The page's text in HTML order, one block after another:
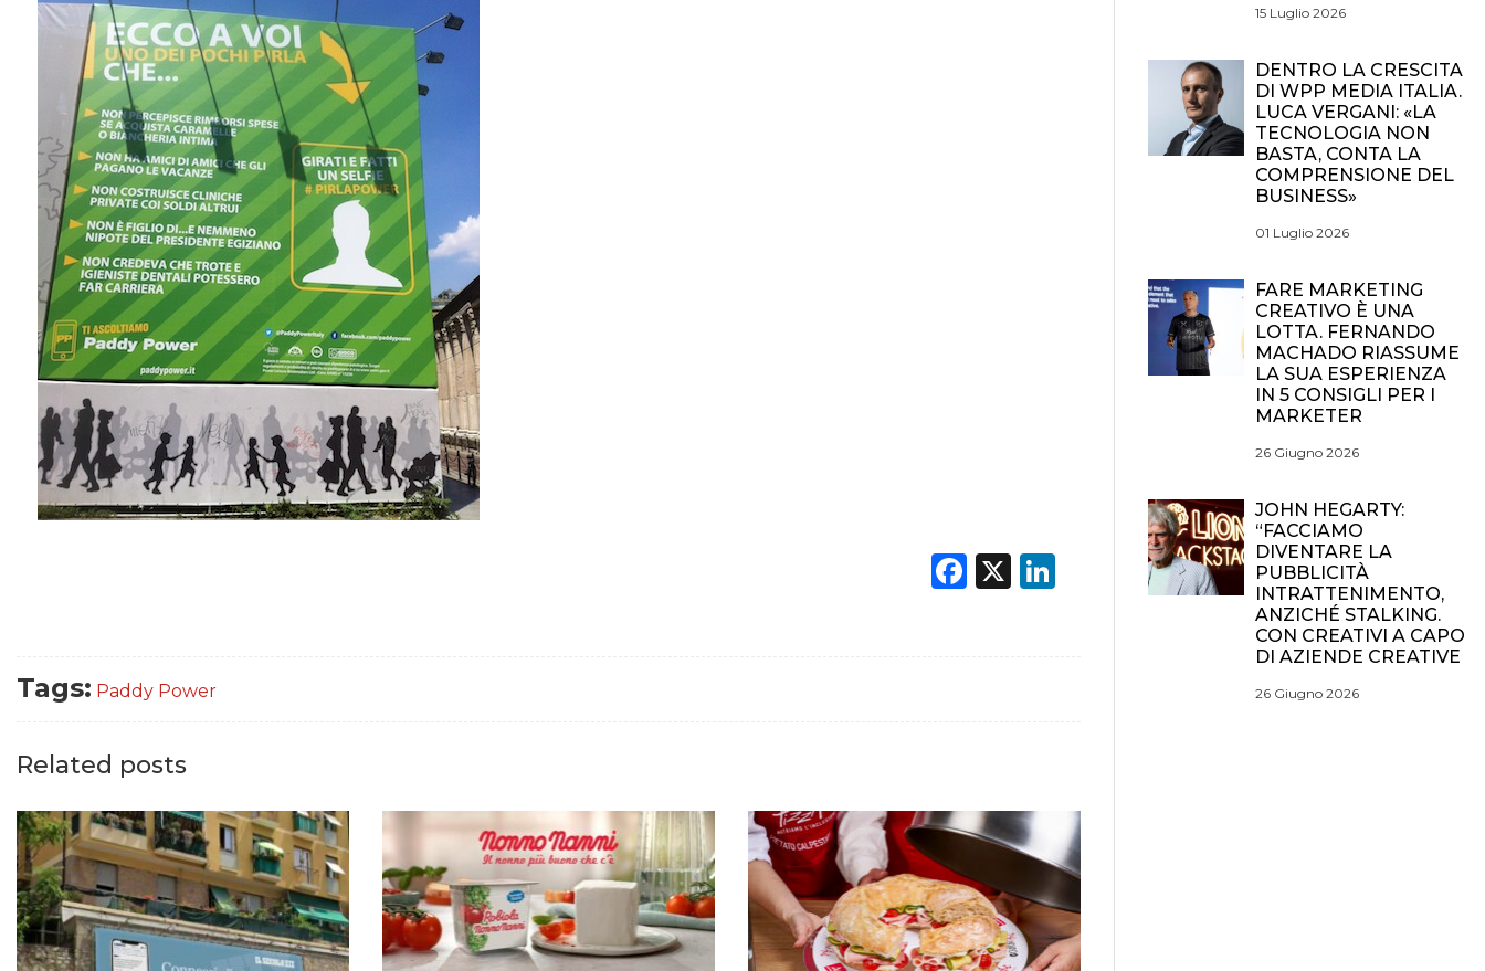
Facebook
X LinkedIn
Tags: Paddy Power
Related posts
15 Luglio 2026
DENTRO LA CRESCITA
DI WPP MEDIA ITALIA.
LUCA VERGANI: «LA
TECNOLOGIA NON
BASTA, CONTA LA
COMPRENSIONE DEL
BUSINESS»
01 Luglio 2026
FARE MARKETING
CREATIVO È UNA
LOTTA. FERNANDO
MACHADO RIASSUME
LA SUA ESPERIENZA
IN 5 CONSIGLI PER I
MARKETER
26 Giugno 2026
JOHN HEGARTY:
“FACCIAMO
DIVENTARE LA
PUBBLICITÀ
INTRATTENIMENTO,
ANZICHÉ STALKING.
CON CREATIVI A CAPO
DI AZIENDE CREATIVE
26 Giugno 2026